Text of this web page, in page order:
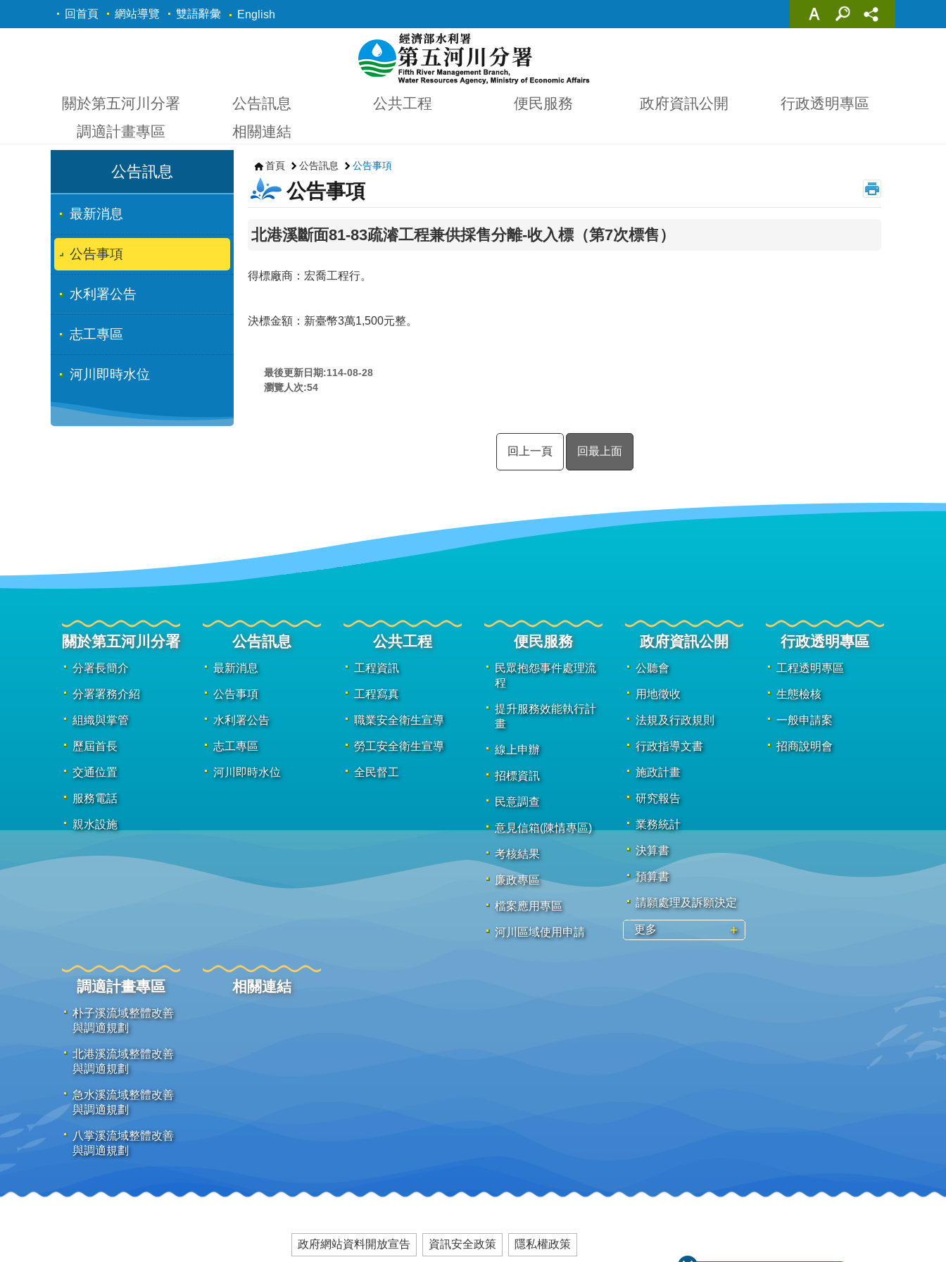
跳到主要內容區塊
回首頁 網站導覽 雙語辭彙 English
關於第五河川分署 公告訊息 公共工程 便民服務 政府資訊公開
行政透明專區
調適計畫專區
相關連結
公告訊息
最新消息
公告事項
水利署公告
志工專區
河川即時水位
首頁 公告訊息 公告事項
公告事項
北港溪斷面81-83疏濬工程兼供採售分離-收入標（第7次標售）
得標廠商：宏喬工程行。
決標金額：新臺幣3萬1,500元整。
最後更新日期:114-08-28
瀏覽人次:54
回上一頁 回最上面
關於第五河川分署
分署長簡介
分署署務介紹
組織與掌管
歷屆首長
交通位置
服務電話
親水設施
公告訊息
最新消息
公告事項
水利署公告
志工專區
河川即時水位
公共工程
工程資訊
工程寫真
職業安全衛生宣導
勞工安全衛生宣導
全民督工
便民服務
民眾抱怨事件處理流
程
提升服務效能執行計
畫
線上申辦
招標資訊
民意調查
意見信箱(陳情專區)
考核結果
廉政專區
檔案應用專區
河川區域使用申請
政府資訊公開
公聽會
用地徵收
法規及行政規則
行政指導文書
施政計畫
研究報告
業務統計
決算書
預算書
請願處理及訴願決定
更多
行政透明專區
工程透明專區
生態檢核
一般申請案
招商說明會
調適計畫專區
朴子溪流域整體改善
與調適規劃
北港溪流域整體改善
與調適規劃
急水溪流域整體改善
與調適規劃
八掌溪流域整體改善
與調適規劃
相關連結
政府網站資料開放宣告 資訊安全政策 隱私權政策